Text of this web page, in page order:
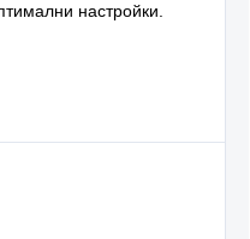
настройки.